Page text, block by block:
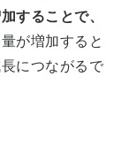
することで、
が増加すると
につながるで